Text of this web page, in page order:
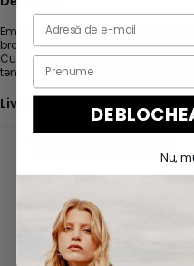
Emporio Armani face parte din
brandurile ready-to-wear ce are
Cu un logo recunoscut in toata
tendinte, purtate de diferite
Livrare si retur
Vazute recentNu,